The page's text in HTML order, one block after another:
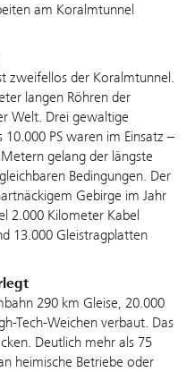
am Koralmtunnel
zweifellos der Koralmtunnel.
langen Röhren der
Welt. Drei gewaltige
PS waren im Einsatz –
gelang der längste
Bedingungen. Der
Gebirge im Jahr
2.000 Kilometer Kabel
13.000 Gleistragplatten
290 km Gleise, 20.000
Tech-Weichen verbaut. Das
Deutlich mehr als 75
heimische Betriebe oder